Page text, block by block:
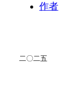
作者
二〇二五